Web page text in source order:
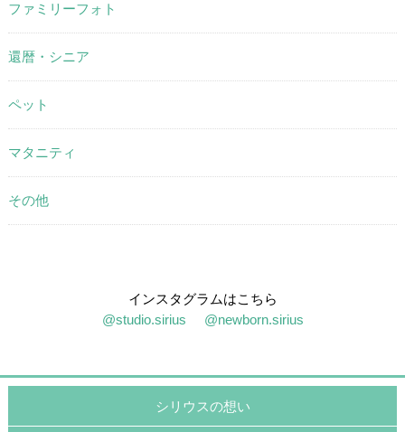
ファミリーフォト
還暦・シニア
ペット
マタニティ
その他
インスタグラムはこちら
@studio.sirius
@newborn.sirius
シリウスの想い